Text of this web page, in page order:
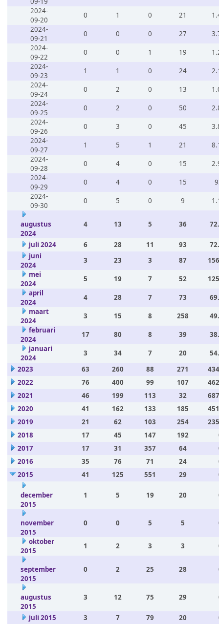
2024-
09-20
0 1 0 21
2024-
09-21
0 0 0 27
2024-
09-22
0 0 1 19
2024-
09-23
1 1 0 24
2024-
09-24
0 2 0 13
2024-
09-25
0 2 0 50
2024-
09-26
0 3 0 45
2024-
09-27
1 5 1 21
2024-
09-28
0 4 0 15
2024-
09-29
0 4 0 15
2024-
09-30
0 5 0 9
augustus
2024
4 13 5 36
juli 2024 6 28 11 93
juni
2024
3 23 3 87
mei
2024
5 19 7 52
april
2024
4 28 7 73
maart
2024
3 15 8 258
februari
2024
17 80 8 39
januari
2024
3 34 7 20
2023
63 260 88 271
2022
76 400 99 107
2021
46 199 113 32
2020
41 162 133 185
2019
21 62 103 254
2018
17 45 147 192
2017
17 31 357 64
2016
35 76 71 24
2015
41 125 551 29
december
2015
1 5 19 20
november
2015
0 0 5 5
oktober
2015
1 2 3 3
september
2015
0 2 25 28
augustus
2015
3 12 75 29
juli 2015 3 7 79 20